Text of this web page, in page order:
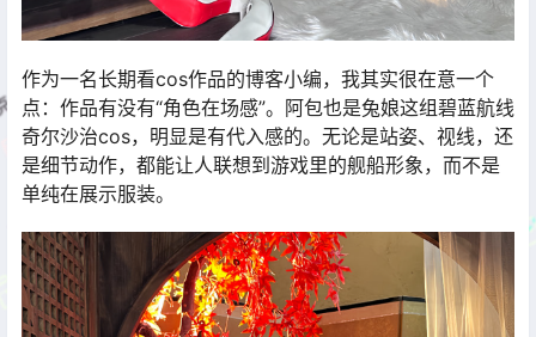
作为一名长期看cos作品的博客小编，我其实很在意一个
点：作品有没有“角色在场感”。阿包也是兔娘这组碧蓝航线
奇尔沙治cos，明显是有代入感的。无论是站姿、视线，还
是细节动作，都能让人联想到游戏里的舰船形象，而不是
单纯在展示服装。